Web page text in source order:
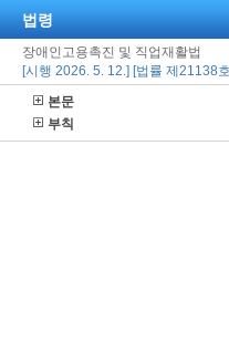
법령
장애인고용촉진 및 직업재활법
[시행 2026. 5. 12.] [법률 제21138
본문
부칙